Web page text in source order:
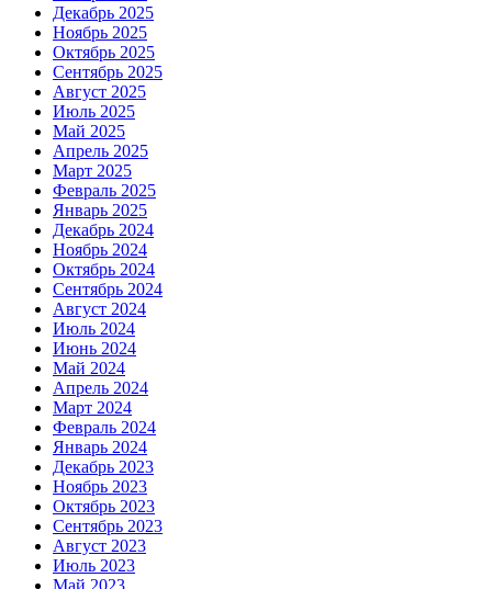
Декабрь 2025
Ноябрь 2025
Октябрь 2025
Сентябрь 2025
Август 2025
Июль 2025
Май 2025
Апрель 2025
Март 2025
Февраль 2025
Январь 2025
Декабрь 2024
Ноябрь 2024
Октябрь 2024
Сентябрь 2024
Август 2024
Июль 2024
Июнь 2024
Май 2024
Апрель 2024
Март 2024
Февраль 2024
Январь 2024
Декабрь 2023
Ноябрь 2023
Октябрь 2023
Сентябрь 2023
Август 2023
Июль 2023
Май 2023